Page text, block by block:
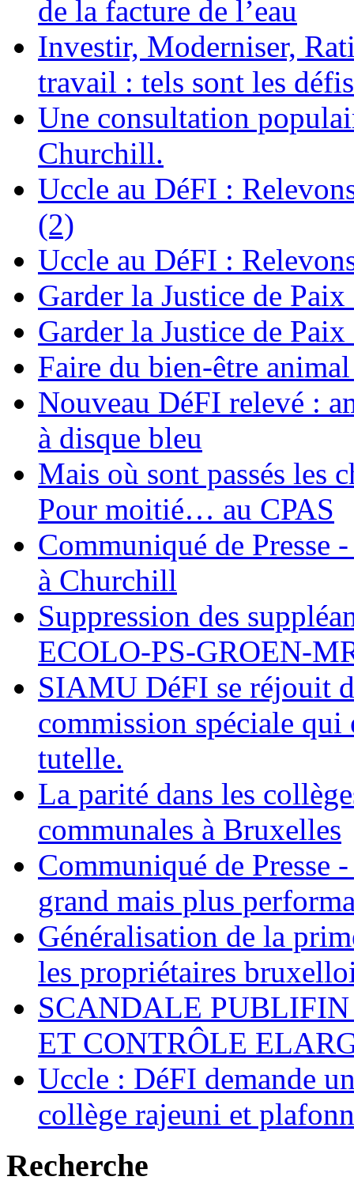
de la facture de l’eau
Investir, Moderniser,
travail : tels sont les
Une consultation
Churchill.
Uccle au DéFI :
(2)
Uccle au DéFI :
Garder la Justice de
Garder la Justice de
Faire du bien-être
Nouveau DéFI relevé :
à disque bleu
Mais où sont passés les
Pour moitié… au CPAS
Communiqué de Presse
à Churchill
Suppression des
ECOLO-PS-GROEN-
SIAMU DéFI se réjouit
commission spéciale qui
tutelle.
La parité dans les
communales à Bruxelles
Communiqué de Presse
grand mais plus
Généralisation de la
les propriétaires
SCANDALE
ET CONTRÔLE
Uccle : DéFI demande
collège rajeuni et
Recherche